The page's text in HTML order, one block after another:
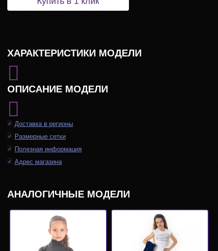
ХАРАКТЕРИСТИКИ МОДЕЛИ
ОПИСАНИЕ МОДЕЛИ
Доставка в регионы
Размерные сетки
Полезная информация
Адрес магазина
АНАЛОГИЧНЫЕ МОДЕЛИ